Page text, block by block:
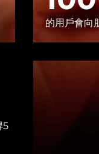
的用戶會向
5